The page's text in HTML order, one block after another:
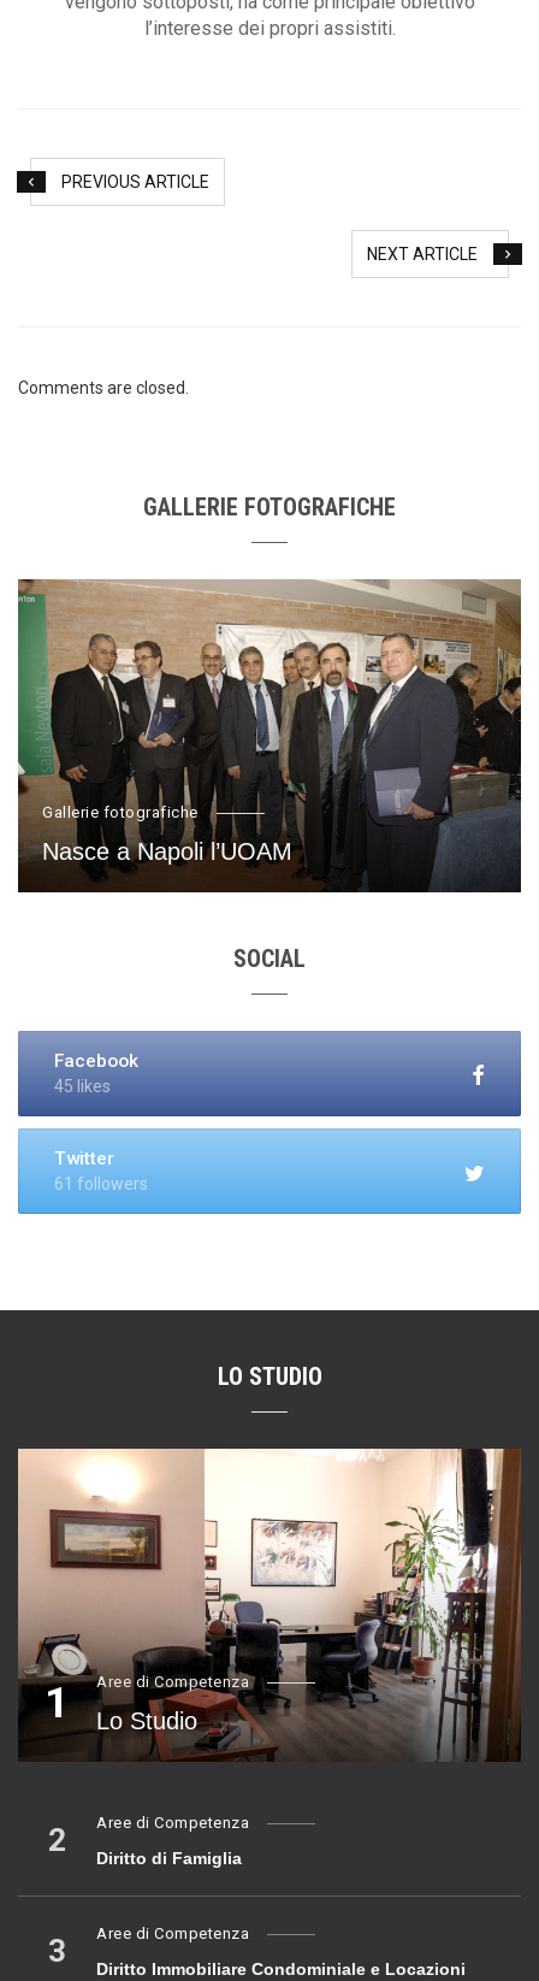
l’interesse dei propri assistiti.
PREVIOUS ARTICLE
NEXT ARTICLE
Comments are closed.
GALLERIE FOTOGRAFICHE
Gallerie fotografiche
Nasce a Napoli l’UOAM
SOCIAL
Facebook
45 likes
Twitter
61 followers
LO STUDIO
1 Aree di Competenza
Lo Studio
2 Aree di Competenza
Diritto di Famiglia
3 Aree di Competenza
Diritto Immobiliare Condominiale e Locazioni